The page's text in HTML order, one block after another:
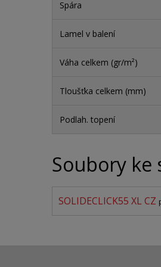
Spára
Lamel v balení
Váha celkem (gr/m²)
Tloušťka celkem (mm)
Podlah. topení
Soubory ke
SOLIDECLICK55 XL CZ